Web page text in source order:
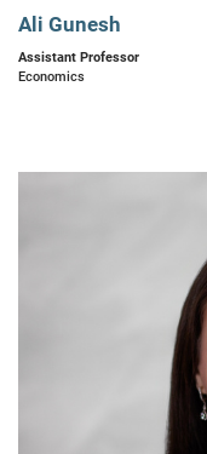
Ali Gunesh
Assistant Professor
Economics